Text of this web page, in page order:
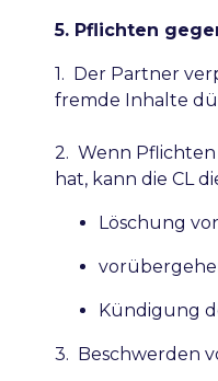
5. Pflichten
1. Der Partner
fremde Inhalte
2. Wenn Pflichten
hat, kann die CL
Löschung
Kündigung
3. Beschwerden